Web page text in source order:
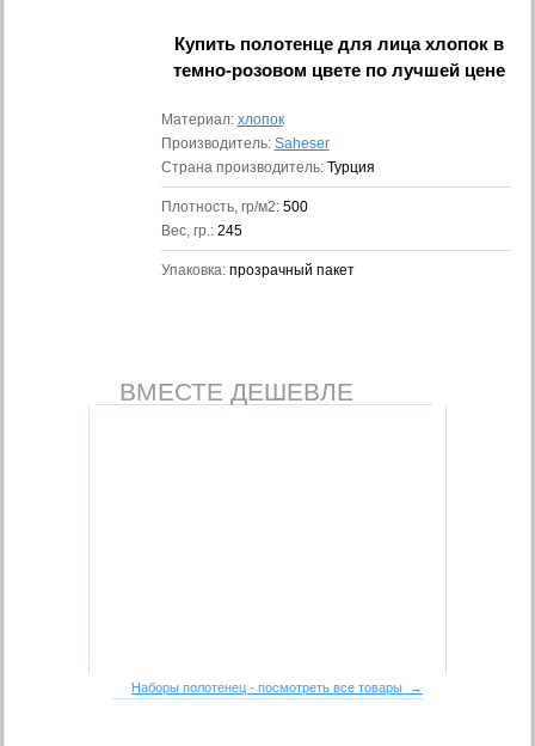
Купить полотенце для лица хлопок в
темно-розовом цветепо лучшей цене
Материал: хлопок
Производитель: Saheser
Страна производитель: Турция
Плотность, гр/м2: 500
Вес, гр.: 245
Упаковка: прозрачный пакет
ВМЕСТЕ ДЕШЕВЛЕ
Наборы полотенец - посмотреть все товары →